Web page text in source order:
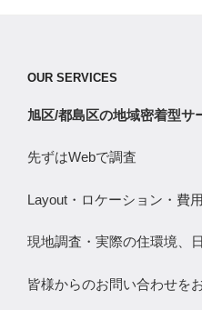
OUR SERVICES
旭区/都島区の地域密着型サ
先ずはWebで調査
Layout・ロケーション・費
現地調査・実際の住環境、
皆様からのお問い合わせを